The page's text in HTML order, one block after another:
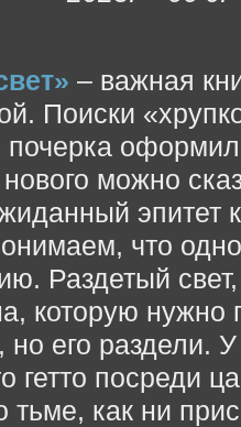
– важная
Поиски
почерка
можно
эпитет
что
Раздетый
которую
но его раздели.
гетто посреди
тьме, как ни